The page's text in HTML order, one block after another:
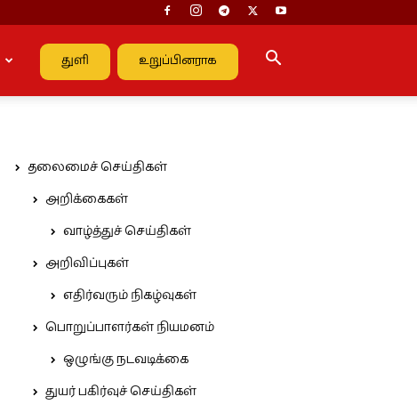
துளி உறுப்பினராக
தலைமைச் செய்திகள்
அறிக்கைகள்
வாழ்த்துச் செய்திகள்
அறிவிப்புகள்
எதிர்வரும் நிகழ்வுகள்
பொறுப்பாளர்கள் நியமனம்
ஒழுங்கு நடவடிக்கை
துயர் பகிர்வுச் செய்திகள்